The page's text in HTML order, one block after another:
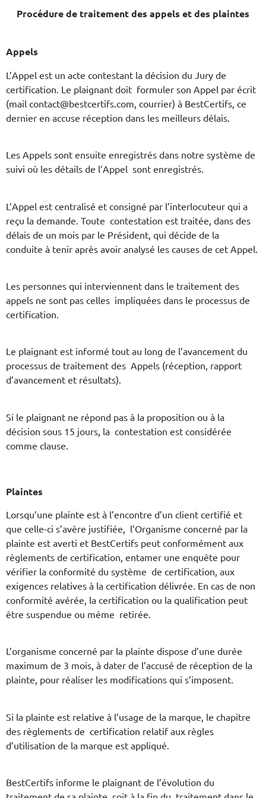
Procédure de traitement des appels et des plaintes
Appels
L’Appel est un acte contestant la décision du Jury de
certification. Le plaignant doit formuler son Appel par écrit
(mail contact@bestcertifs.com, courrier) à BestCertifs, ce
dernier en accuse réception dans les meilleurs délais.
Les Appels sont ensuite enregistrés dans notre système de
suivi où les détails de l’Appel sont enregistrés.
L’Appel est centralisé et consigné par l’interlocuteur qui a
reçu la demande. Toute contestation est traitée, dans des
délais de un mois par le Président, qui décide de la
conduite à tenir après avoir analysé les causes de cet Appel.
Les personnes qui interviennent dans le traitement des
appels ne sont pas celles impliquées dans le processus de
certification.
Le plaignant est informé tout au long de l’avancement du
processus de traitement des Appels (réception, rapport
d’avancement et résultats).
Si le plaignant ne répond pas à la proposition ou à la
décision sous 15 jours, la contestation est considérée
comme clause.
Plaintes
Lorsqu’une plainte est à l’encontre d’un client certifié et
que celle-ci s’avère justifiée, l’Organisme concerné par la
plainte est averti et BestCertifs peut conformément aux
règlements de certification, entamer une enquête pour
vérifier la conformité du système de certification, aux
exigences relatives à la certification délivrée. En cas de non
conformité avérée, la certification ou la qualification peut
être suspendue ou même retirée.
L’organisme concerné par la plainte dispose d’une durée
maximum de 3 mois, à dater de l’accusé de réception de la
plainte, pour réaliser les modifications qui s’imposent.
Si la plainte est relative à l’usage de la marque, le chapitre
des règlements de certification relatif aux règles
d’utilisation de la marque est appliqué.
BestCertifs informe le plaignant de l’évolution du